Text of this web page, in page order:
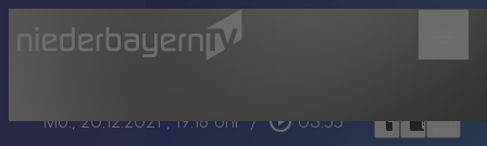
Mo., 20.12.2021, 19:18 Uhr / play_circle_outline 03:55 headphoneschrome_reader_modebookmark_border